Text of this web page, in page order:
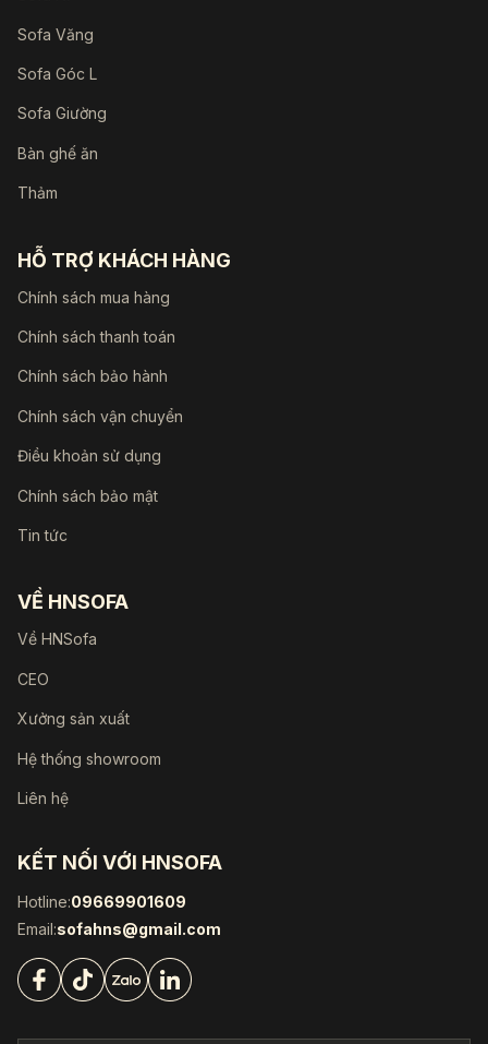
Sofa Văng
Sofa Góc L
Sofa Giường
Bàn ghế ăn
Thảm
HỖ TRỢ KHÁCH HÀNG
Chính sách mua hàng
Chính sách thanh toán
Chính sách bảo hành
Chính sách vận chuyển
Điều khoản sử dụng
Chính sách bảo mật
Tin tức
VỀ HNSOFA
Về HNSofa
CEO
Xưởng sản xuất
Hệ thống showroom
Liên hệ
KẾT NỐI VỚI HNSOFA
Hotline:09669901609
Email:sofahns@gmail.com